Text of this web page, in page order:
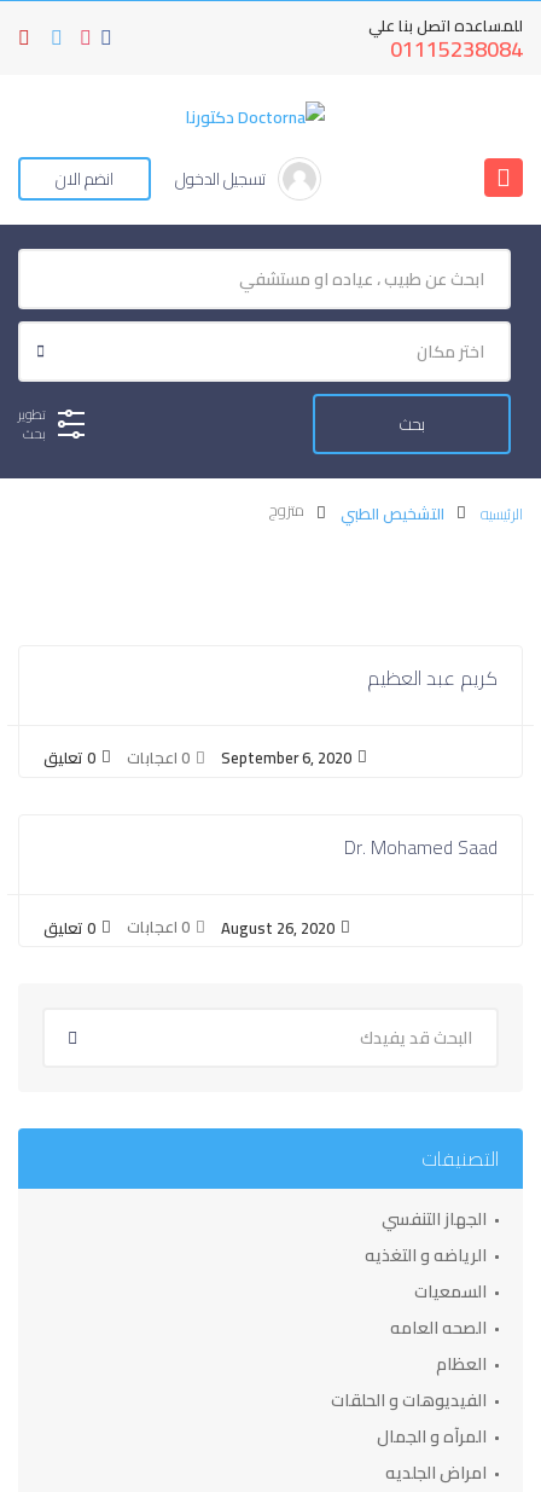
للمساعده اتصل بنا علي
01115238084
تسجيل الدخول انضم الان
تطوير
بحث
الرئيسيه التشخيص الطبي متزوج
كريم عبد العظيم
September 6, 2020 0 اعجابات 0 تعليق
Dr. Mohamed Saad
August 26, 2020 0 اعجابات 0 تعليق
التصنيفات
الجهاز التنفسي
الرياضه و التغذيه
السمعيات
الصحه العامه
العظام
الفيديوهات و الحلقات
المرآه و الجمال
امراض الجلديه